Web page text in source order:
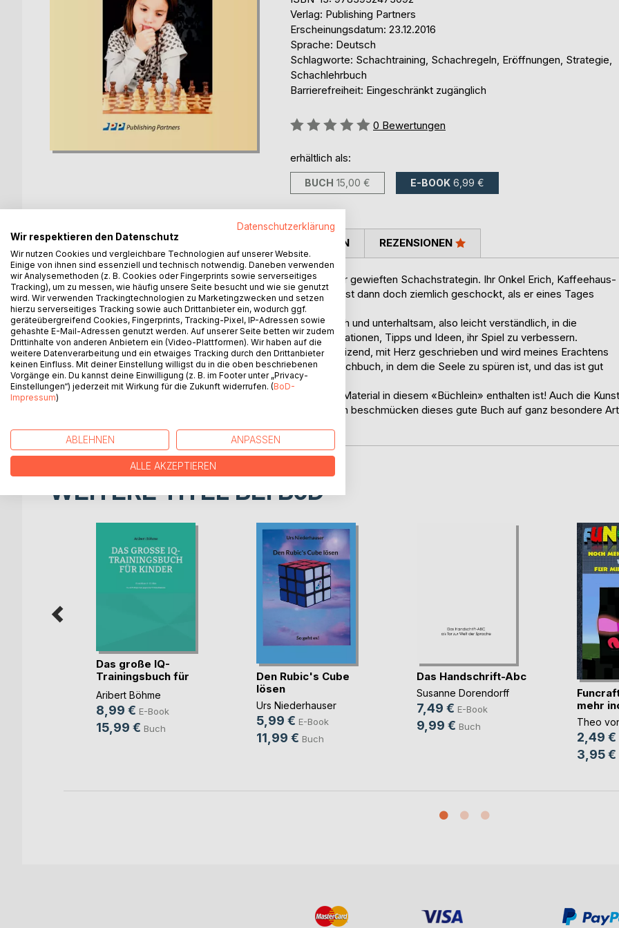
Verlag: Publishing Partners
Erscheinungsdatum: 23.12.2016
Sprache: Deutsch
Schlagworte: Schachtraining, Schachregeln, Eröffnungen, Strategie,
Schachlehrbuch
Barrierefreiheit: Eingeschränkt zugänglich
Bewertung::
0 Bewertungen
erhältlich als:
BUCH 15,00 € E-BOOK 6,99 €
BESCHREIBUNG
Begleiten Sie Lisas Entwicklung von der Anfängerin bis zur gewieften Schachstrategin. Ihr Onkel Erich, Kaffeehaus-
Schachkönig, bringt ihr geduldig das Schachspiel bei und ist dann doch ziemlich geschockt, als er eines Tages
gegen Lisa verliert.
Das vorliegende Lehrbuch führt den Anfänger pragmatisch und unterhaltsam, also leicht verständlich, in die
Schachregeln ein und gibt auch Fortgeschritteneren Inspirationen, Tipps und Ideen, ihr Spiel zu verbessern.
Dr. oec. Wolfgang Eisenbeiss, St. Gallen: «Das Buch ist reizend, mit Herz geschrieben und wird meines Erachtens
viel Zuspruch bei jungen Anfängern finden. Es ist ein Schachbuch, in dem die Seele zu spüren ist, und das ist gut
so.»
Marcel Gottofrey, Morges: Erstaunlich wieviel wertvolles Material in diesem «Büchlein» enthalten ist! Auch die Kunst
kommt nicht zu kurz : Rosemarie J. Pfortners Zeichnungen beschmücken dieses gute Buch auf ganz besondere Art
AUTOR/IN PRESSESTIMMEN REZENSIONEN
WEITERE TITEL BEIBoD
Das große IQ-
Trainingsbuch für
Kinder
Aribert Böhme
8,99 € E-Book
15,99 € Buch
Den Rubic's Cube
lösen
Urs Niederhauser
5,99 € E-Book
11,99 € Buch
Das Handschrift-Abc
Susanne Dorendorff
7,49 € E-Book
9,99 € Buch
mehr
Theo
2,49 €
3,95 €
Datenschutzerklärung
Wir respektieren den Datenschutz
Wir nutzen Cookies und vergleichbare Technologien auf unserer Website.
Einige von ihnen sind essenziell und technisch notwendig. Daneben verwenden
wir Analysemethoden (z. B. Cookies oder Fingerprints sowie serverseitiges
Tracking), um zu messen, wie häufig unsere Seite besucht und wie sie genutzt
wird. Wir verwenden Trackingtechnologien zu Marketingzwecken und setzen
hierzu serverseitiges Tracking sowie auch Drittanbieter ein, wodurch ggf.
geräteübergreifend Cookies, Fingerprints, Tracking-Pixel, IP-Adressen sowie
gehashte E-Mail-Adressen genutzt werden. Auf unserer Seite betten wir zudem
Drittinhalte von anderen Anbietern ein (Video-Plattformen). Wir haben auf die
weitere Datenverarbeitung und ein etwaiges Tracking durch den Drittanbieter
keinen Einfluss. Mit deiner Einstellung willigst du in die oben beschriebenen
Vorgänge ein. Du kannst deine Einwilligung (z. B. im Footer unter „Privacy-
Einstellungen“) jederzeit mit Wirkung für die Zukunft widerrufen. (BoD-
Impressum)
ABLEHNEN ANPASSEN
ALLE AKZEPTIEREN